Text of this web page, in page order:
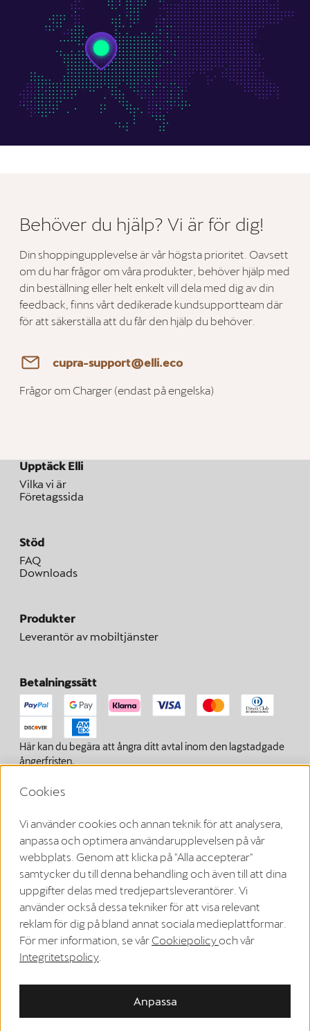
Behöver du hjälp? Vi är för dig!
Din shoppingupplevelse är vår högsta prioritet. Oavsett
om du har frågor om våra produkter, behöver hjälp med
din beställning eller helt enkelt vill dela med dig av din
feedback, finns vårt dedikerade kundsupportteam där
för att säkerställa att du får den hjälp du behöver.
cupra-support@elli.eco
Frågor om Charger (endast på engelska)
Upptäck Elli
Vilka vi är
Företagssida
Stöd
FAQ
Downloads
Produkter
Leverantör av mobiltjänster
Betalningssätt
Här kan du begära att ångra ditt avtal inom den lagstadgade
ångerfristen.
Om oss
Sekretesspolicy
Allmänna affärsvillkor
WEEE-registrering
Riktlinjer för cookies
Instruktioner för ångerrätt
Cookies
Vi använder cookies och annan teknik för att analysera,
anpassa och optimera användarupplevelsen på vår
webbplats. Genom att klicka på "Alla accepterar"
samtycker du till denna behandling och även till att dina
uppgifter delas med tredjepartsleverantörer. Vi
använder också dessa tekniker för att visa relevant
reklam för dig på bland annat sociala medieplattformar.
För mer information, se vår Cookiepolicy och vår
Integritetspolicy
Anpassa